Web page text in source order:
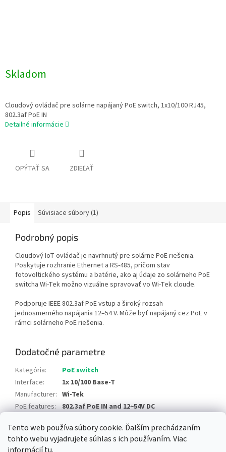
Tento web používa súbory cookie. Ďalším prechádzaním
tohto webu vyjadrujete súhlas s ich používaním. Viac
Skladom
Cloudový ovládač pre solárne napájaný PoE switch, 1x10/100 RJ45,
802.3af PoE IN
Detailné informácie
OPÝTAŤ SA ZDIEĽAŤ
Popis Súvisiace súbory (1)
Podrobný popis
Cloudový IoT ovládač je navrhnutý pre solárne PoE riešenia.
Poskytuje rozhranie Ethernet a RS-485, pričom stav
fotovoltického systému a batérie, ako aj údaje zo solárneho PoE
switcha Wi-Tek možno vizuálne spravovať vo Wi-Tek cloude.
Podporuje IEEE 802.3af PoE vstup a široký rozsah
jednosmerného napájania 12–54 V. Môže byť napájaný cez PoE v
rámci solárneho PoE riešenia.
Dodatočné parametre
Kategória:
PoE switch
Interface:
1x 10/100 Base-T
Manufacturer: Wi-Tek
PoE features: 802.3af PoE IN and 12~54V DC